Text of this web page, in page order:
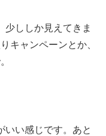
少ししか見えてきま
キャンペーンとか、
いい感じです。あと